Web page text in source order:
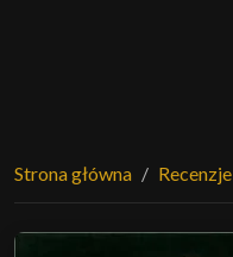
Strona główna Recenzje